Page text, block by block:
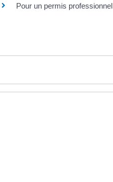
Pour un permis professionnel